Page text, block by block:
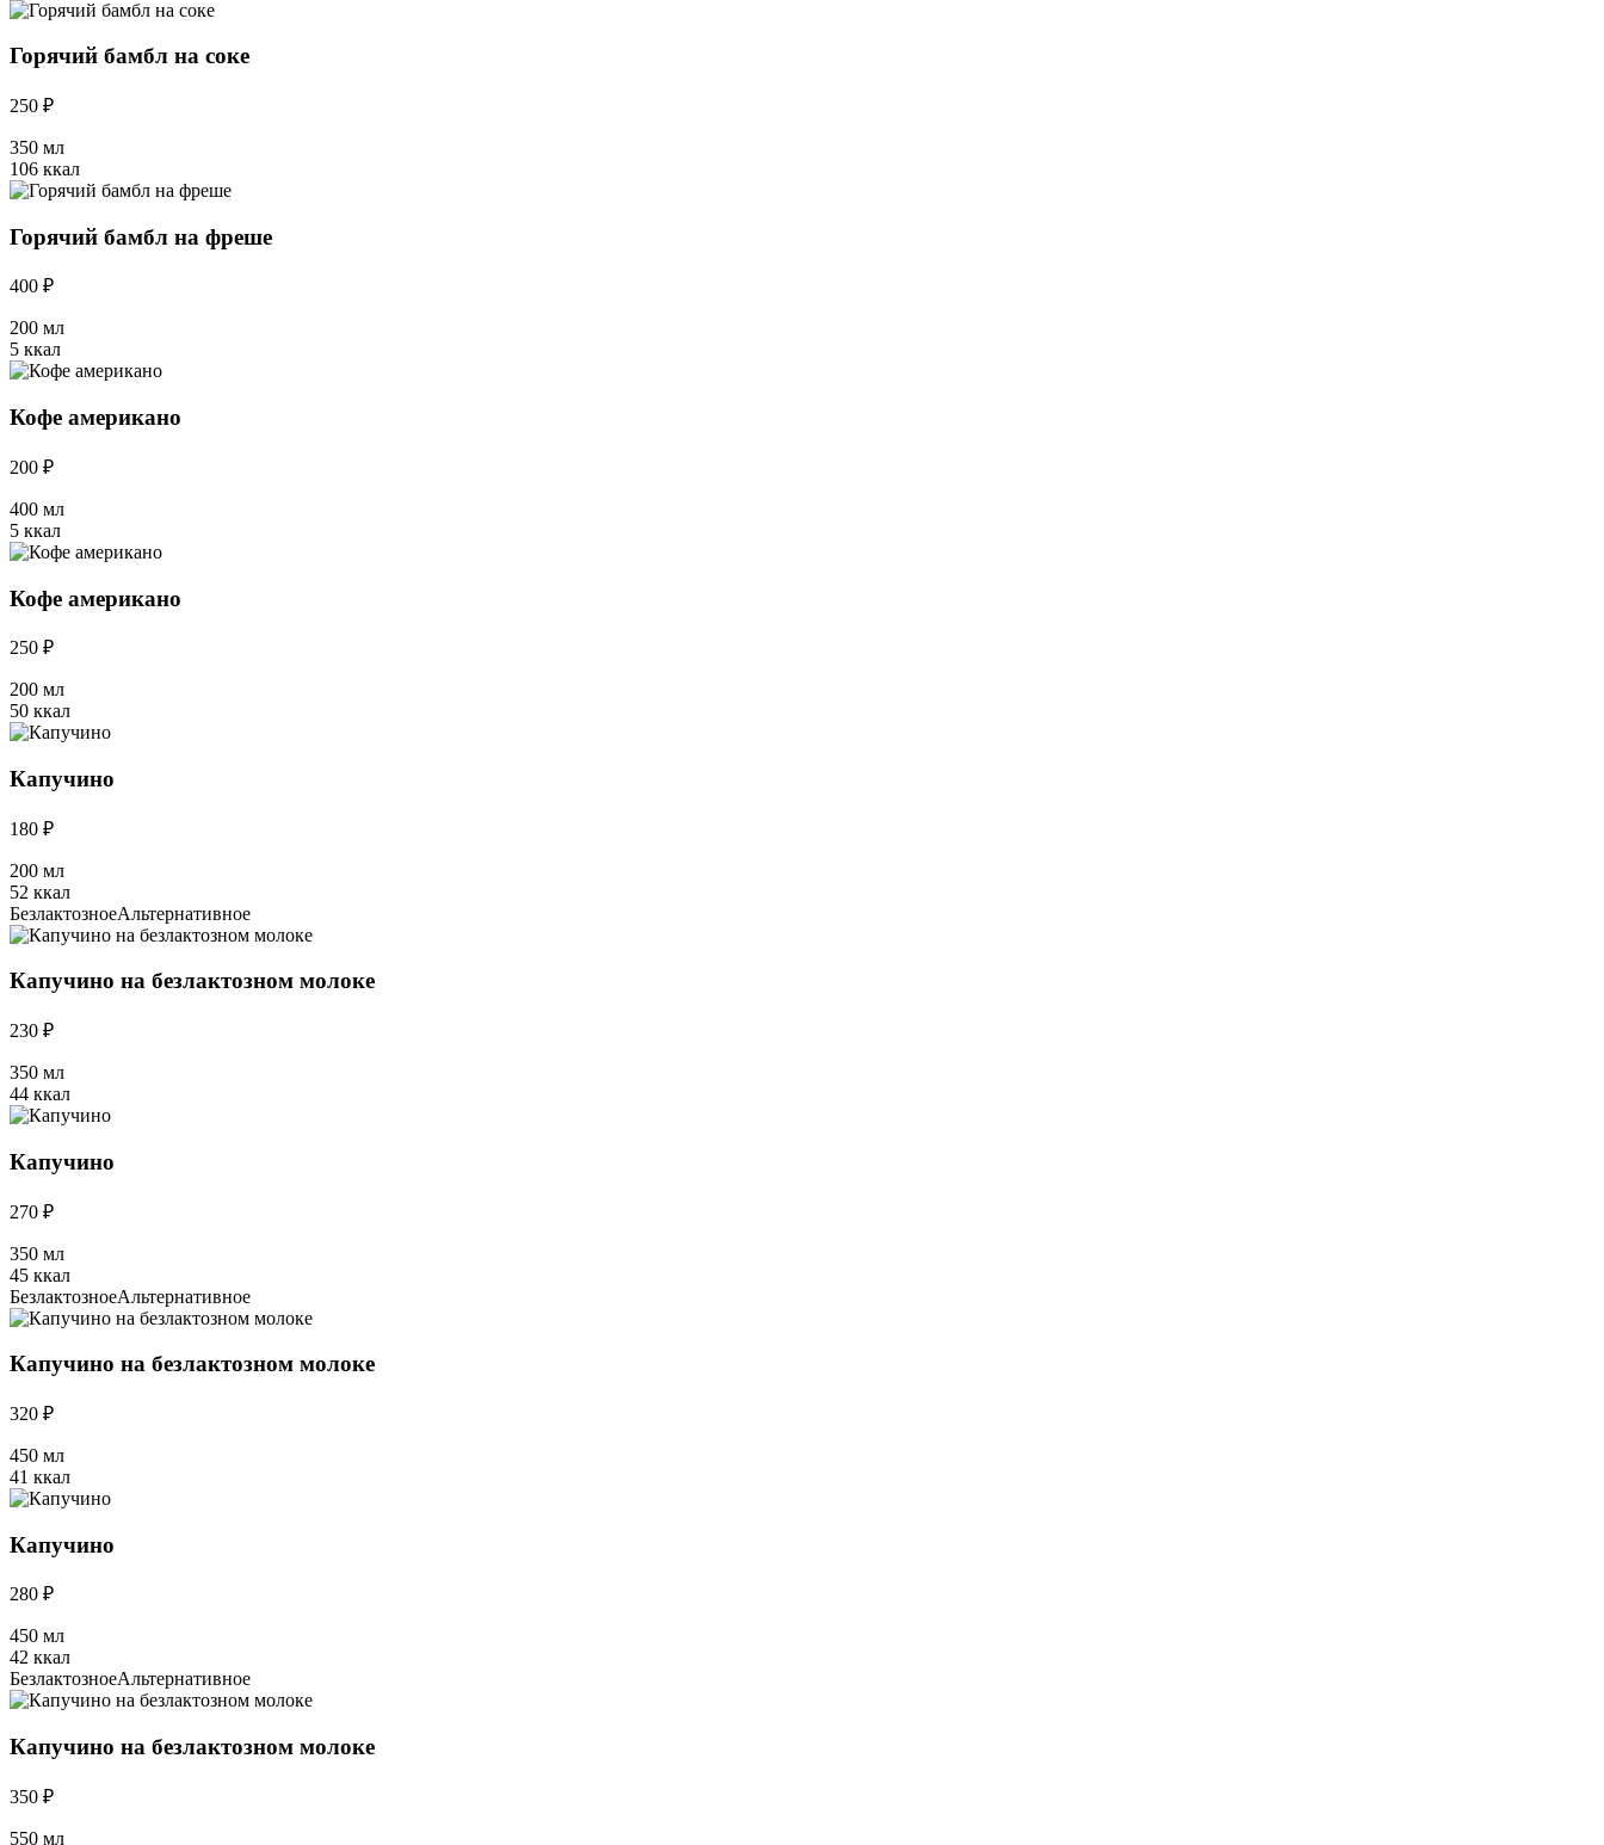
Горячий бамбл на соке
250 ₽
350 мл
106 ккал
Горячий бамбл на фреше
400 ₽
200 мл
5 ккал
Кофе американо
200 ₽
400 мл
5 ккал
Кофе американо
250 ₽
200 мл
50 ккал
Капучино
180 ₽
200 мл
52 ккал
БезлактозноеАльтернативное
Капучино на безлактозном молоке
230 ₽
350 мл
44 ккал
Капучино
270 ₽
350 мл
45 ккал
БезлактозноеАльтернативное
Капучино на безлактозном молоке
320 ₽
450 мл
41 ккал
Капучино
280 ₽
450 мл
42 ккал
БезлактозноеАльтернативное
Капучино на безлактозном молоке
350 ₽
550 мл